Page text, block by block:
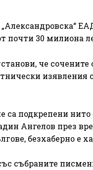
почти 30 милиона
че сочените
изявления
са подкрепени
Ангелов през
безхаберно е
събраните